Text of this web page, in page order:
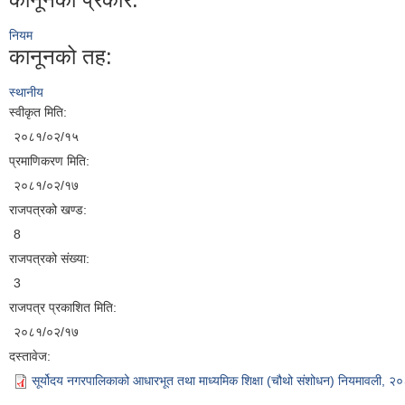
नियम
कानूनको तह:
स्थानीय
स्वीकृत मिति:
२०८१/०२/१५
प्रमाणिकरण मिति:
२०८१/०२/१७
राजपत्रको खण्ड:
8
राजपत्रको संख्या:
3
राजपत्र प्रकाशित मिति:
२०८१/०२/१७
दस्तावेज:
सूर्योदय नगरपालिकाको आधारभूत तथा माध्यमिक शिक्षा (चौथो संशोधन) नियमावली,